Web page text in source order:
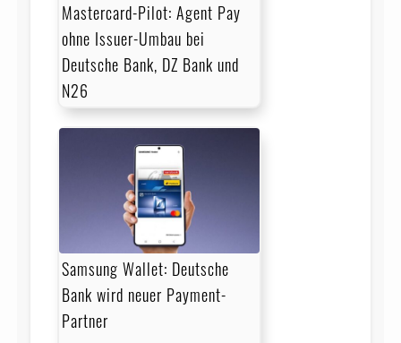
Mastercard-Pilot: Agent Pay
ohne Issuer-Umbau bei
Deutsche Bank, DZ Bank und
N26
Samsung Wallet: Deutsche
Bank wird neuer Payment-
Partner